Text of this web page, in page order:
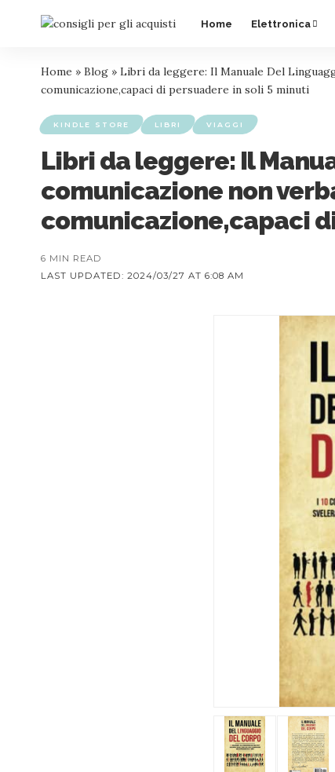
Home Elettronica
Home » Blog » Libri da leggere: Il Manuale Del
comunicazione,capaci di persuadere in soli 5 minuti
KINDLE STORE LIBRI VIAGGI
Libri da leggere: Il
comunicazione non
comunicazione,capaci
LAST UPDATED: 2024/03/27 AT 6:08 AM
6 MIN READ